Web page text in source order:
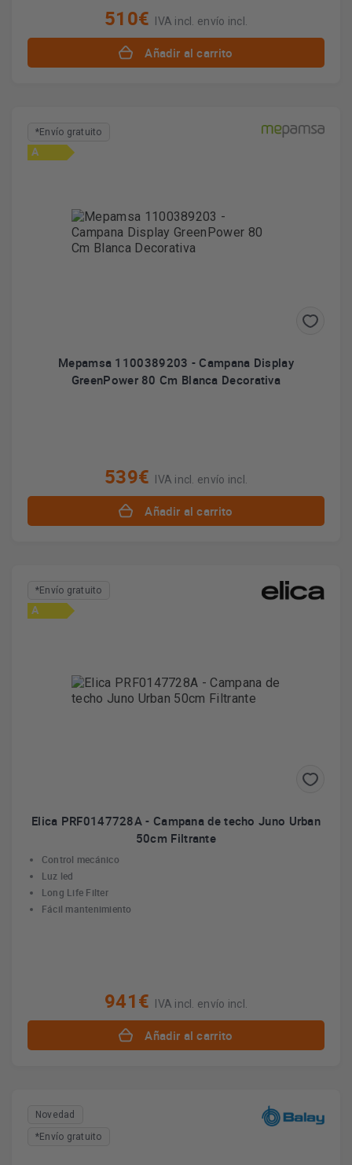
510€ IVA incl. envío incl.
Añadir al carrito
*Envío gratuito
A
Mepamsa 1100389203 - Campana Display
GreenPower 80 Cm Blanca Decorativa
539€ IVA incl. envío incl.
Añadir al carrito
*Envío gratuito
A
Elica PRF0147728A - Campana de techo Juno Urban
50cm Filtrante
Control mecánico
Luz led
Long Life Filter
Fácil mantenimiento
941€ IVA incl. envío incl.
Añadir al carrito
Novedad
*Envío gratuito